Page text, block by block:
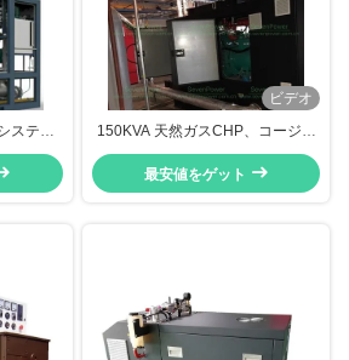
ステム
信頼性
ビデオ
150KVA 天然ガスCHP、コージェ
ネレーションシステム RPM1800
低速 低騒音
最安値をゲット